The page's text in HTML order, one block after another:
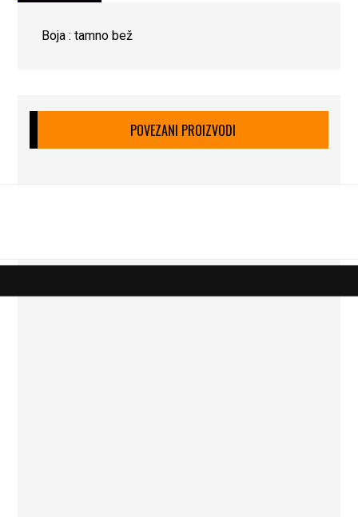
Boja : tamno bež
POVEZANI PROIZVODI